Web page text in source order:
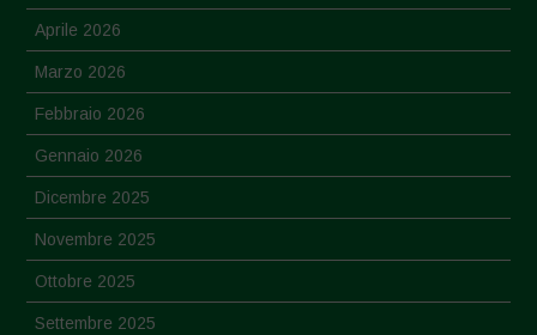
Aprile 2026
Marzo 2026
Febbraio 2026
Gennaio 2026
Dicembre 2025
Novembre 2025
Ottobre 2025
Settembre 2025